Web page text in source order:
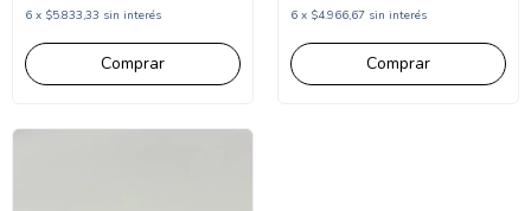
6 x $5.833,33 sin interés
Comprar
6 x $4.966,67 sin interés
Comprar